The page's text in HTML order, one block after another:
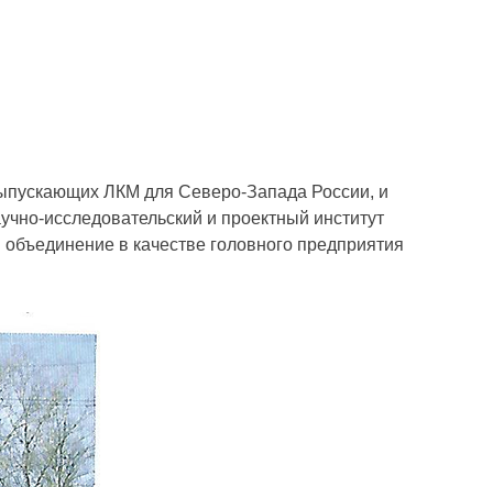
ЛКМ для Северо-Запада России, и
исследовательский и проектный институт
в качестве головного предприятия